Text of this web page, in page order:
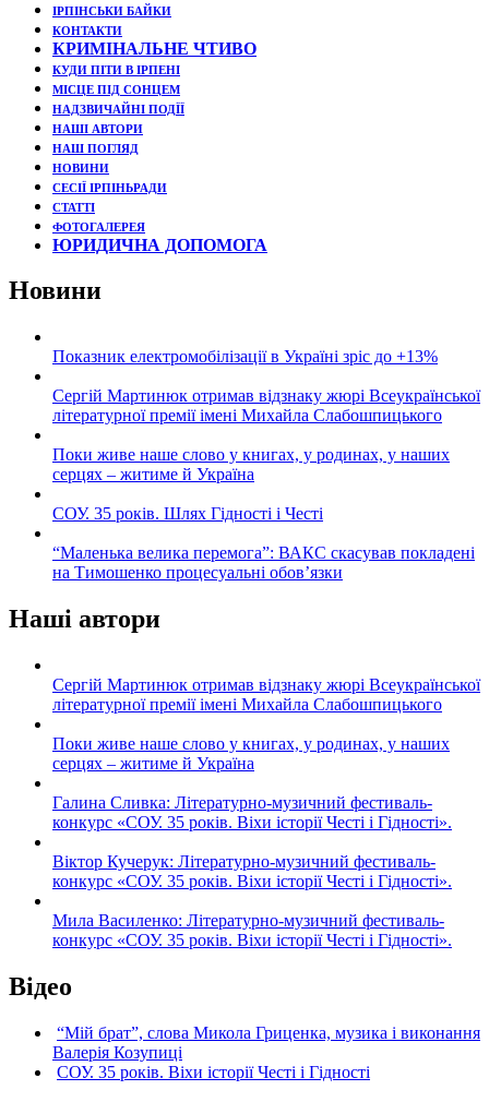
ІРПІНСЬКИ БАЙКИ
КОНТАКТИ
КРИМІНАЛЬНЕ ЧТИВО
КУДИ ПІТИ В ІРПЕНІ
МІСЦЕ ПІД СОНЦЕМ
НАДЗВИЧАЙНІ ПОДЇЇ
НАШІ АВТОРИ
НАШ ПОГЛЯД
НОВИНИ
СЕСІЇ ІРПІНЬРАДИ
СТАТТІ
ФОТОГАЛЕРЕЯ
ЮРИДИЧНА ДОПОМОГА
Новини
Показник електромобілізації в Україні зріс до +13%
Сергій Мартинюк отримав відзнаку жюрі Всеукраїнської
літературної премії імені Михайла Слабошпицького
Поки живе наше слово у книгах, у родинах, у наших
серцях – житиме й Україна
СОУ. 35 років. Шлях Гідності і Честі
“Маленька велика перемога”: ВАКС скасував покладені
на Тимошенко процесуальні обов’язки
Наші автори
Сергій Мартинюк отримав відзнаку жюрі Всеукраїнської
літературної премії імені Михайла Слабошпицького
Поки живе наше слово у книгах, у родинах, у наших
серцях – житиме й Україна
Галина Сливка: Літературно-музичний фестиваль-
конкурс «СОУ. 35 років. Віхи історії Честі і Гідності».
Віктор Кучерук: Літературно-музичний фестиваль-
конкурс «СОУ. 35 років. Віхи історії Честі і Гідності».
Мила Василенко: Літературно-музичний фестиваль-
конкурс «СОУ. 35 років. Віхи історії Честі і Гідності».
Відео
“Мій брат”, слова Микола Гриценка, музика і виконання
Валерія Козупиці
СОУ. 35 років. Віхи історії Честі і Гідності